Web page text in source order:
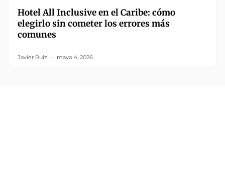
Hotel All Inclusive en el Caribe: cómo
elegirlo sin cometer los errores más
comunes
Javier Ruiz mayo 4, 2026